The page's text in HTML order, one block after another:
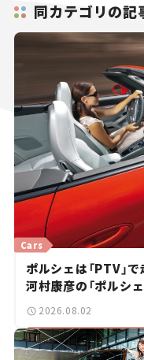
同カテゴリの記
ポルシェは「PTV」
河村康彦の「ポルシ
Cars
2026.08.02